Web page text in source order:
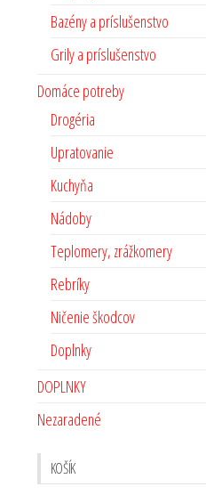
Bazény a príslušenstvo
Grily a príslušenstvo
Domáce potreby
Drogéria
Upratovanie
Kuchyňa
Nádoby
Teplomery, zrážkomery
Rebríky
Ničenie škodcov
Doplnky
DOPLNKY
Nezaradené
KOŠÍK